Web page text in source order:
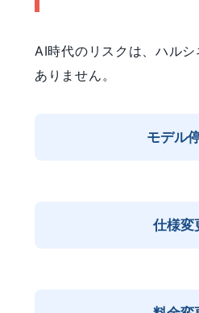
AI時代のリスクは、ハル
ありません。
モデル
仕様変